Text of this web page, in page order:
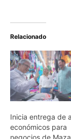
Relacionado
Inicia entrega de
económicos para